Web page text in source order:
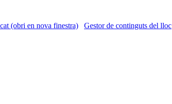
(obri en nova finestra) Gestor de continguts del lloc